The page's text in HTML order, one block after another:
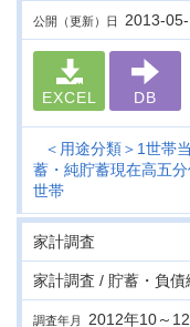
公開（更新）日 2013-
EXCEL DB
＜用途分類＞1世帯
蓄・純貯蓄現在高五
世帯
家計調査
家計調査 / 貯蓄・負
調査年月 2012年10～